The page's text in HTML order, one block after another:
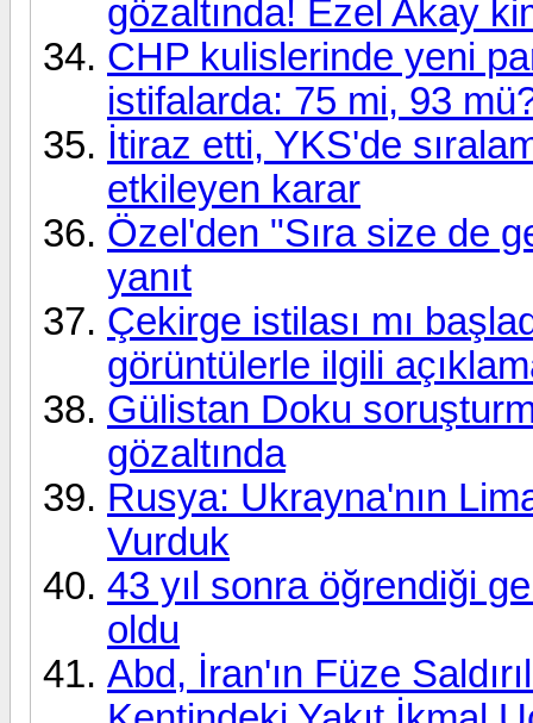
gözaltında! Ezel Akay
CHP kulislerinde yeni
istifalarda: 75 mi, 93
İtiraz etti, YKS'de
etkileyen karar
Özel'den "Sıra size de
yanıt
Çekirge istilası mı
görüntülerle ilgili
Gülistan Doku
gözaltında
Rusya: Ukrayna'nın
Vurduk
43 yıl sonra öğrendiği
oldu
Abd, İran'ın Füze